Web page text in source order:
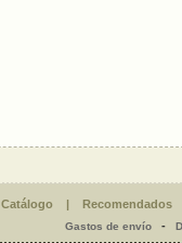
Catálogo | Recomendados
Gastos de envío-